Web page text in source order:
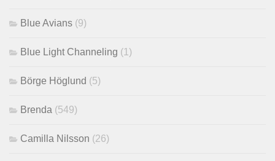
Blue Avians (9)
Blue Light Channeling (1)
Börge Höglund (5)
Brenda (549)
Camilla Nilsson (26)